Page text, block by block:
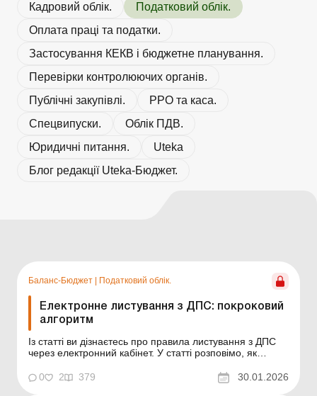
Кадровий облік.
Податковий облік.
Оплата праці та податки.
Застосування КЕКВ і бюджетне планування.
Перевірки контролюючих органів.
Публічні закупівлі.
РРО та каса.
Спецвипуски.
Облік ПДВ.
Юридичні питання.
Uteka
Блог редакції Uteka-Бюджет.
Баланс-Бюджет Податковий облік.
Електронне листування з ДПС: покроковий
алгоритм
Із статті ви дізнаєтесь про правила листування з ДПС
через електронний кабінет. У статті розповімо, як
листуватися в електронній формі та які дії слід
виконати для подання листів через електронний
0 2 379 30.01.2026